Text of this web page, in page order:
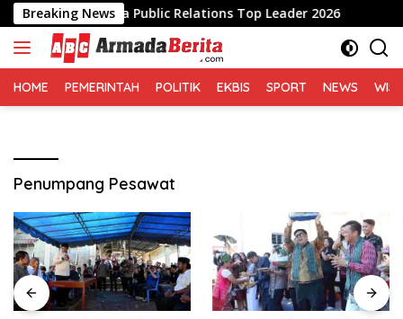
Langsung
ke
konten
Breaking News
Indonesia Public Relations Top Leader 2026
HOME PEMERINTAH POLITIK EKBIS SPORT NEWS
Penumpang Pesawat